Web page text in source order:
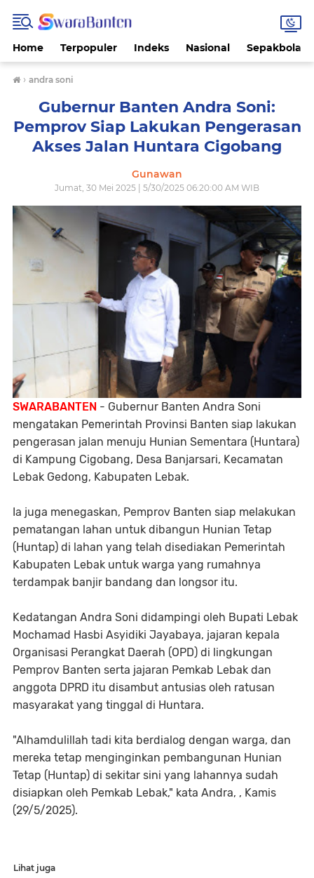
Home Terpopuler Indeks Nasional Sepakbola
› andra soni
Gubernur Banten Andra Soni:
Pemprov Siap Lakukan Pengerasan
Akses Jalan Huntara Cigobang
Gunawan
Jumat, 30 Mei 2025 | 5/30/2025 06:20:00 AM WIB
SWARABANTEN - Gubernur Banten Andra Soni
mengatakan Pemerintah Provinsi Banten siap lakukan
pengerasan jalan menuju Hunian Sementara (Huntara)
di Kampung Cigobang, Desa Banjarsari, Kecamatan
Lebak Gedong, Kabupaten Lebak.
Ia juga menegaskan, Pemprov Banten siap melakukan
pematangan lahan untuk dibangun Hunian Tetap
(Huntap) di lahan yang telah disediakan Pemerintah
Kabupaten Lebak untuk warga yang rumahnya
terdampak banjir bandang dan longsor itu.
Kedatangan Andra Soni didampingi oleh Bupati Lebak
Mochamad Hasbi Asyidiki Jayabaya, jajaran kepala
Organisasi Perangkat Daerah (OPD) di lingkungan
Pemprov Banten serta jajaran Pemkab Lebak dan
anggota DPRD itu disambut antusias oleh ratusan
masyarakat yang tinggal di Huntara.
"Alhamdulillah tadi kita berdialog dengan warga, dan
mereka tetap menginginkan pembangunan Hunian
Tetap (Huntap) di sekitar sini yang lahannya sudah
disiapkan oleh Pemkab Lebak," kata Andra, , Kamis
(29/5/2025).
Lihat juga